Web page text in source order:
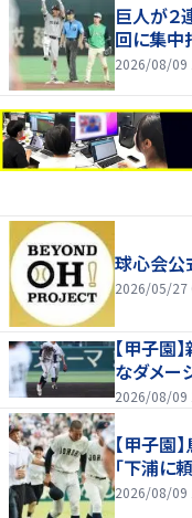
巨人が
回に集
2026/08/09
球心会公
2026/05/27
【甲子園
なダメー
2026/08/09
【甲子
「下浦に
2026/08/09